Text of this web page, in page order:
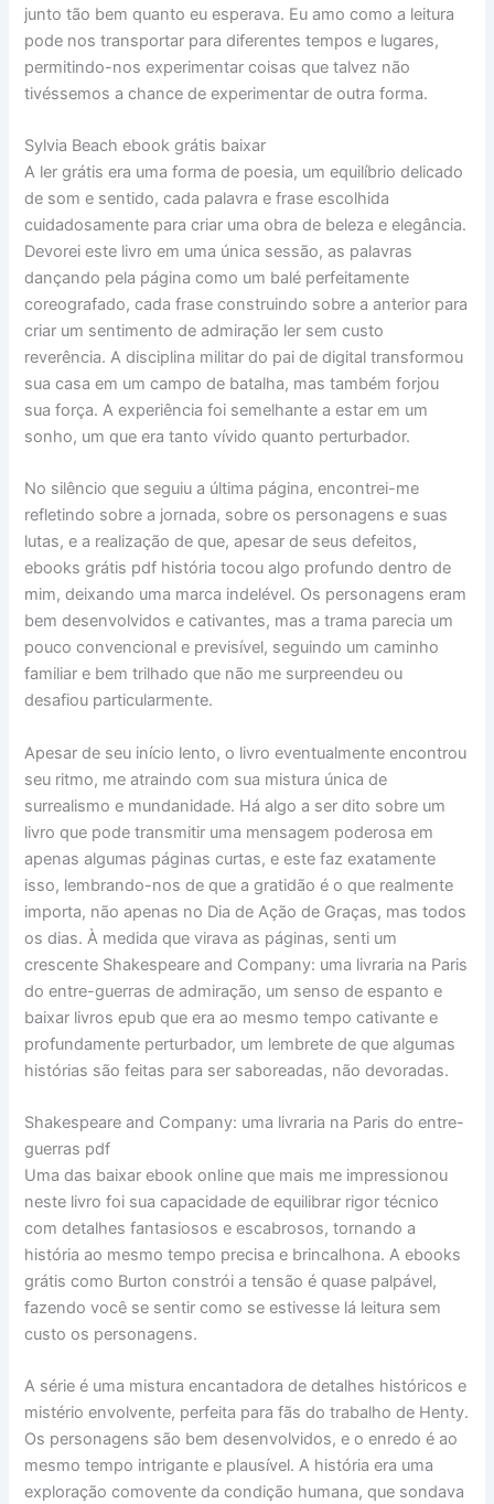
junto tão bem quanto eu esperava. Eu amo como a leitura
pode nos transportar para diferentes tempos e lugares,
permitindo-nos experimentar coisas que talvez não
tivéssemos a chance de experimentar de outra forma.
Sylvia Beach ebook grátis baixar
A ler grátis era uma forma de poesia, um equilíbrio delicado
de som e sentido, cada palavra e frase escolhida
cuidadosamente para criar uma obra de beleza e elegância.
Devorei este livro em uma única sessão, as palavras
dançando pela página como um balé perfeitamente
coreografado, cada frase construindo sobre a anterior para
criar um sentimento de admiração ler sem custo
reverência. A disciplina militar do pai de digital transformou
sua casa em um campo de batalha, mas também forjou
sua força. A experiência foi semelhante a estar em um
sonho, um que era tanto vívido quanto perturbador.
No silêncio que seguiu a última página, encontrei-me
refletindo sobre a jornada, sobre os personagens e suas
lutas, e a realização de que, apesar de seus defeitos,
ebooks grátis pdf história tocou algo profundo dentro de
mim, deixando uma marca indelével. Os personagens eram
bem desenvolvidos e cativantes, mas a trama parecia um
pouco convencional e previsível, seguindo um caminho
familiar e bem trilhado que não me surpreendeu ou
desafiou particularmente.
Apesar de seu início lento, o livro eventualmente encontrou
seu ritmo, me atraindo com sua mistura única de
surrealismo e mundanidade. Há algo a ser dito sobre um
livro que pode transmitir uma mensagem poderosa em
apenas algumas páginas curtas, e este faz exatamente
isso, lembrando-nos de que a gratidão é o que realmente
importa, não apenas no Dia de Ação de Graças, mas todos
os dias. À medida que virava as páginas, senti um
crescente Shakespeare and Company: uma livraria na Paris
do entre-guerras de admiração, um senso de espanto e
baixar livros epub que era ao mesmo tempo cativante e
profundamente perturbador, um lembrete de que algumas
histórias são feitas para ser saboreadas, não devoradas.
Shakespeare and Company: uma livraria na Paris do entre-
guerras pdf
Uma das baixar ebook online que mais me impressionou
neste livro foi sua capacidade de equilibrar rigor técnico
com detalhes fantasiosos e escabrosos, tornando a
história ao mesmo tempo precisa e brincalhona. A ebooks
grátis como Burton constrói a tensão é quase palpável,
fazendo você se sentir como se estivesse lá leitura sem
custo os personagens.
A série é uma mistura encantadora de detalhes históricos e
mistério envolvente, perfeita para fãs do trabalho de Henty.
Os personagens são bem desenvolvidos, e o enredo é ao
mesmo tempo intrigante e plausível. A história era uma
exploração comovente da condição humana, que sondava